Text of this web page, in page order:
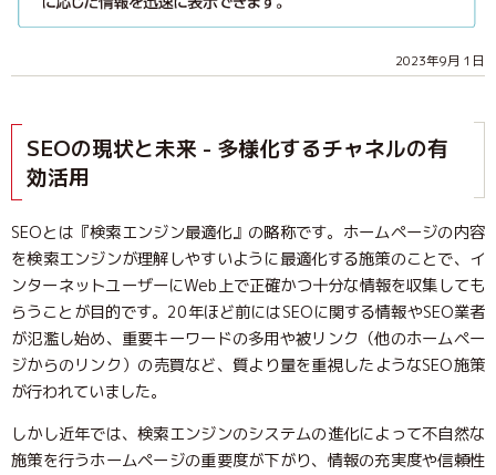
2023年9月 1日
SEOの現状と未来 - 多様化するチャネルの有
効活用
SEOとは『検索エンジン最適化』の略称です。ホームページの内容
を検索エンジンが理解しやすいように最適化する施策のことで、イ
ンターネットユーザーにWeb上で正確かつ十分な情報を収集しても
らうことが目的です。20年ほど前にはSEOに関する情報やSEO業者
が氾濫し始め、重要キーワードの多用や被リンク（他のホームペー
ジからのリンク）の売買など、質より量を重視したようなSEO施策
が行われていました。
しかし近年では、検索エンジンのシステムの進化によって不自然な
施策を行うホームページの重要度が下がり、情報の充実度や信頼性